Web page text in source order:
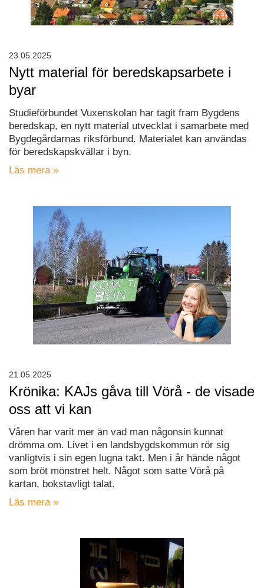
Nytt material för beredskapsarbete i
byar
Studieförbundet Vuxenskolan har tagit fram Bygdens
beredskap, en nytt material utvecklat i samarbete med
Bygdegårdarnas riksförbund. Materialet kan användas
för beredskapskvällar i byn.
Läs mera »
23.05.2025
Krönika: KAJs gåva till Vörå - de visade
oss att vi kan
Våren har varit mer än vad man någonsin kunnat
drömma om. Livet i en landsbygdskommun rör sig
vanligtvis i sin egen lugna takt. Men i år hände något
som bröt mönstret helt. Något som satte Vörå på
kartan, bokstavligt talat.
Läs mera »
21.05.2025